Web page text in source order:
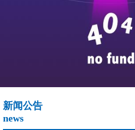
新闻公告
news